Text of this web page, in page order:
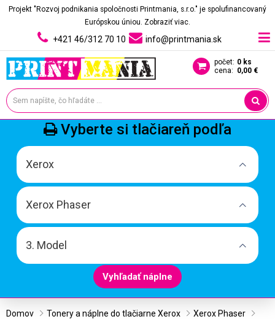
Projekt "Rozvoj podnikania spoločnosti Printmania, s.r.o." je spolufinancovaný
Európskou úniou. Zobraziť viac.
+421 46/312 70 10 info@printmania.sk
počet: 0 ks
cena: 0,00 €
Vyberte si tlačiareň podľa
Xerox
Xerox Phaser
3. Model
Vyhľadať náplne
Domov Tonery a náplne do tlačiarne Xerox Xerox Phaser